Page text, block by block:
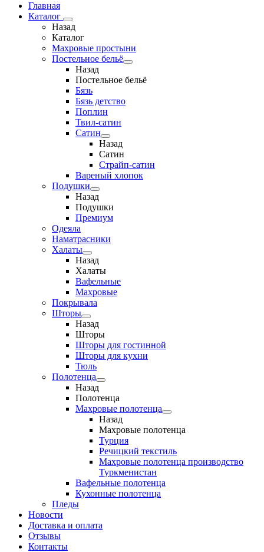
Главная
Каталог
Назад
Каталог
Махровые простыни
Постельное бельё
Назад
Постельное бельё
Бязь
Бязь детство
Поплин
Твил-сатин
Сатин
Назад
Сатин
Страйп-сатин
Вареный хлопок
Подушки
Назад
Подушки
Премиум
Одеяла
Наматрасники
Халаты
Назад
Халаты
Вафельные
Махровые
Покрывала
Шторы
Назад
Шторы
Шторы для гостинной
Шторы для кухни
Тюль
Полотенца
Назад
Полотенца
Махровые полотенца
Назад
Махровые полотенца
Турция
Речицкий текстиль
Махровые полотенца производство
Туркменистан
Вафельные полотенца
Кухонные полотенца
Пледы
Новости
Доставка и оплата
Отзывы
Контакты